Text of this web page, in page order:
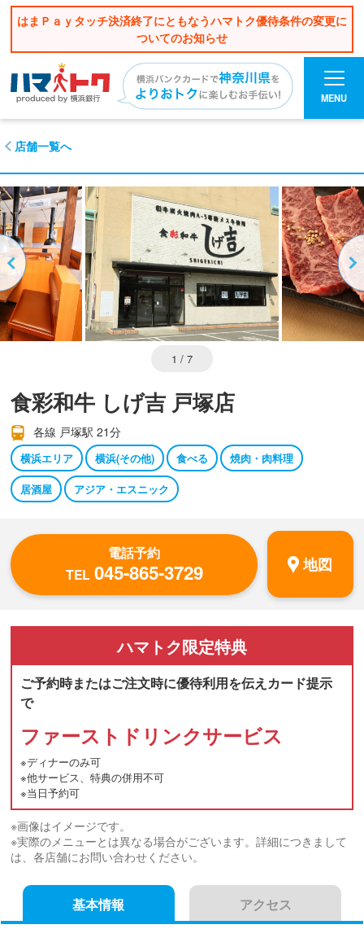
はまＰａｙタッチ決済終了にともなうハマトク優待条件の変更に
ついてのお知らせ
MENU
店舗一覧へ
1 / 7
食彩和牛 しげ吉 戸塚店
各線 戸塚駅 21分
横浜エリア 横浜(その他) 食べる
焼肉・肉料理
居酒屋
アジア・エスニック
電話予約
TEL 045-865-3729 地図
ハマトク限定特典
ご予約時またはご注文時に優待利用を伝えカード提示
で
ファーストドリンクサービス
※ディナーのみ可
※他サービス、特典の併用不可
※当日予約可
※画像はイメージです。
※実際のメニューとは異なる場合がございます。詳細につきまして
は、各店舗にお問い合わせください。
基本情報 アクセス